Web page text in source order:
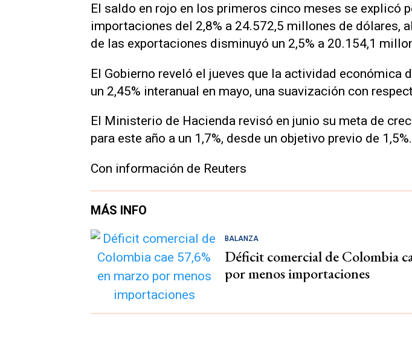
El saldo en rojo en los primeros cinco meses se explicó
importaciones del 2,8% a 24.572,5 millones de dólares,
de las exportaciones disminuyó un 2,5% a 20.154,1
El Gobierno reveló el jueves que la actividad económica
un 2,45% interanual en mayo, una suavización con
El Ministerio de Hacienda revisó en junio su meta de
para este año a un 1,7%, desde un objetivo previo de 1,5%.
Con información de Reuters
MÁS INFO
BALANZA
Déficit comercial de Colombia
por menos importaciones